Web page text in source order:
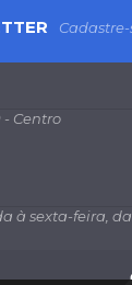
- Centro
à sexta-feira,